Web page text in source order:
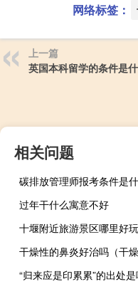
网络标签：
上一篇
英国本科留学的条件是
相关问题
碳排放管理师报考条件是
过年干什么寓意不好
十堰附近旅游景区哪里好玩
“归来应是印累累”的出处是